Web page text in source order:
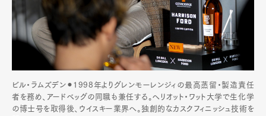
ビル・ラムズデン⚫︎1998年よりグレンモーレンジィの最高蒸留・製造責任
者を務め、アードベッグの同職も兼任する。ヘリオット・ワット大学で生化学
の博士号を取得後、ウイスキー業界へ。独創的なカスクフィニッシュ技術を